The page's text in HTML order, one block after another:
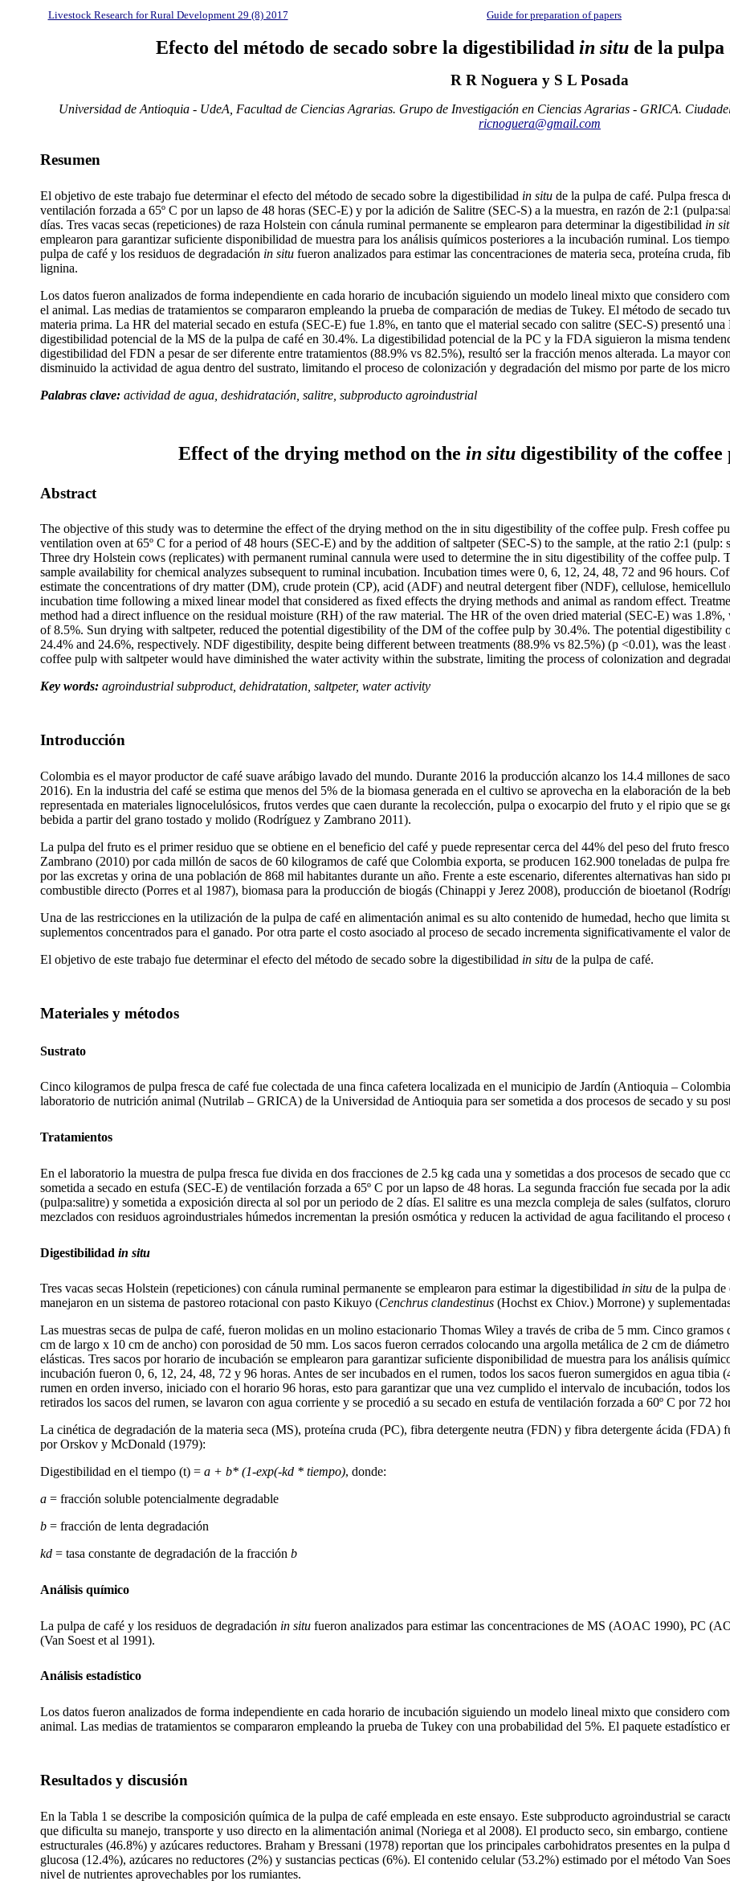
Livestock Research for Rural Development 29 (8) 2017 Guide for preparation of papers
Efecto del método de secado sobre la digestibilidad in situ de la pulpa
R R Noguera y S L Posada
Universidad de Antioquia - UdeA, Facultad de Ciencias Agrarias. Grupo de Investigación en Ciencias Agrarias - GRICA.
ricnoguera@gmail.com
Resumen
El objetivo de este trabajo fue determinar el efecto del método de secado sobre la digestibilidad in situ de la pulpa de café. Pulpa fresca
ventilación forzada a 65º C por un lapso de 48 horas (SEC-E) y por la adición de Salitre (SEC-S) a la muestra, en razón de 2:1
días. Tres vacas secas (repeticiones) de raza Holstein con cánula ruminal permanente se emplearon para determinar la digestibilidad in
emplearon para garantizar suficiente disponibilidad de muestra para los análisis químicos posteriores a la incubación ruminal. Los
pulpa de café y los residuos de degradación in situ fueron analizados para estimar las concentraciones de materia seca, proteína cruda,
lignina.
Los datos fueron analizados de forma independiente en cada horario de incubación siguiendo un modelo lineal mixto que considero
el animal. Las medias de tratamientos se compararon empleando la prueba de comparación de medias de Tukey. El método de secado
materia prima. La HR del material secado en estufa (SEC-E) fue 1.8%, en tanto que el material secado con salitre (SEC-S) presentó
digestibilidad potencial de la MS de la pulpa de café en 30.4%. La digestibilidad potencial de la PC y la FDA siguieron la misma
digestibilidad del FDN a pesar de ser diferente entre tratamientos (88.9% vs 82.5%), resultó ser la fracción menos alterada. La mayor
disminuido la actividad de agua dentro del sustrato, limitando el proceso de colonización y degradación del mismo por parte de los
Palabras clave: actividad de agua, deshidratación, salitre, subproducto agroindustrial
Effect of the drying method on the in situ digestibility of the coffee
Abstract
The objective of this study was to determine the effect of the drying method on the in situ digestibility of the coffee pulp. Fresh coffee
ventilation oven at 65º C for a period of 48 hours (SEC-E) and by the addition of saltpeter (SEC-S) to the sample, at the ratio 2:1 (pulp:
Three dry Holstein cows (replicates) with permanent ruminal cannula were used to determine the in situ digestibility of the coffee pulp.
sample availability for chemical analyzes subsequent to ruminal incubation. Incubation times were 0, 6, 12, 24, 48, 72 and 96 hours.
estimate the concentrations of dry matter (DM), crude protein (CP), acid (ADF) and neutral detergent fiber (NDF), cellulose,
incubation time following a mixed linear model that considered as fixed effects the drying methods and animal as random effect.
method had a direct influence on the residual moisture (RH) of the raw material. The HR of the oven dried material (SEC-E) was
of 8.5%. Sun drying with saltpeter, reduced the potential digestibility of the DM of the coffee pulp by 30.4%. The potential
24.4% and 24.6%, respectively. NDF digestibility, despite being different between treatments (88.9% vs 82.5%) (p <0.01), was the
coffee pulp with saltpeter would have diminished the water activity within the substrate, limiting the process of colonization and
Key words: agroindustrial subproduct, dehidratation, saltpeter, water activity
Introducción
Colombia es el mayor productor de café suave arábigo lavado del mundo. Durante 2016 la producción alcanzo los 14.4 millones de
2016). En la industria del café se estima que menos del 5% de la biomasa generada en el cultivo se aprovecha en la elaboración de la
representada en materiales lignocelulósicos, frutos verdes que caen durante la recolección, pulpa o exocarpio del fruto y el ripio que se
bebida a partir del grano tostado y molido (Rodríguez y Zambrano 2011).
La pulpa del fruto es el primer residuo que se obtiene en el beneficio del café y puede representar cerca del 44% del peso del fruto
Zambrano (2010) por cada millón de sacos de 60 kilogramos de café que Colombia exporta, se producen 162.900 toneladas de pulpa
por las excretas y orina de una población de 868 mil habitantes durante un año. Frente a este escenario, diferentes alternativas han sido
combustible directo (Porres et al 1987), biomasa para la producción de biogás (Chinappi y Jerez 2008), producción de bioetanol
Una de las restricciones en la utilización de la pulpa de café en alimentación animal es su alto contenido de humedad, hecho que limita
suplementos concentrados para el ganado. Por otra parte el costo asociado al proceso de secado incrementa significativamente el valor
El objetivo de este trabajo fue determinar el efecto del método de secado sobre la digestibilidad in situ de la pulpa de café.
Materiales y métodos
Sustrato
Cinco kilogramos de pulpa fresca de café fue colectada de una finca cafetera localizada en el municipio de Jardín (Antioquia –
laboratorio de nutrición animal (Nutrilab – GRICA) de la Universidad de Antioquia para ser sometida a dos procesos de secado y su
Tratamientos
En el laboratorio la muestra de pulpa fresca fue divida en dos fracciones de 2.5 kg cada una y sometidas a dos procesos de secado que
sometida a secado en estufa (SEC-E) de ventilación forzada a 65º C por un lapso de 48 horas. La segunda fracción fue secada por la
(pulpa:salitre) y sometida a exposición directa al sol por un periodo de 2 días. El salitre es una mezcla compleja de sales (sulfatos,
mezclados con residuos agroindustriales húmedos incrementan la presión osmótica y reducen la actividad de agua facilitando el proceso
Digestibilidad in situ
Tres vacas secas Holstein (repeticiones) con cánula ruminal permanente se emplearon para estimar la digestibilidad in situ de la pulpa de
manejaron en un sistema de pastoreo rotacional con pasto Kikuyo (Cenchrus clandestinus (Hochst ex Chiov.) Morrone) y
Las muestras secas de pulpa de café, fueron molidas en un molino estacionario Thomas Wiley a través de criba de 5 mm. Cinco
cm de largo x 10 cm de ancho) con porosidad de 50 mm. Los sacos fueron cerrados colocando una argolla metálica de 2 cm de
elásticas. Tres sacos por horario de incubación se emplearon para garantizar suficiente disponibilidad de muestra para los análisis
incubación fueron 0, 6, 12, 24, 48, 72 y 96 horas. Antes de ser incubados en el rumen, todos los sacos fueron sumergidos en agua tibia
rumen en orden inverso, iniciado con el horario 96 horas, esto para garantizar que una vez cumplido el intervalo de incubación, todos
retirados los sacos del rumen, se lavaron con agua corriente y se procedió a su secado en estufa de ventilación forzada a 60º C por 72
La cinética de degradación de la materia seca (MS), proteína cruda (PC), fibra detergente neutra (FDN) y fibra detergente ácida (FDA)
por Orskov y McDonald (1979):
Digestibilidad en el tiempo (t) = a + b* (1-exp(-kd * tiempo), donde:
a = fracción soluble potencialmente degradable
b = fracción de lenta degradación
kd = tasa constante de degradación de la fracción b
Análisis químico
La pulpa de café y los residuos de degradación in situ fueron analizados para estimar las concentraciones de MS (AOAC 1990), PC
(Van Soest et al 1991).
Análisis estadístico
Los datos fueron analizados de forma independiente en cada horario de incubación siguiendo un modelo lineal mixto que considero
animal. Las medias de tratamientos se compararon empleando la prueba de Tukey con una probabilidad del 5%. El paquete
Resultados y discusión
En la Tabla 1 se describe la composición química de la pulpa de café empleada en este ensayo. Este subproducto agroindustrial se
que dificulta su manejo, transporte y uso directo en la alimentación animal (Noriega et al 2008). El producto seco, sin embargo,
estructurales (46.8%) y azúcares reductores. Braham y Bressani (1978) reportan que los principales carbohidratos presentes en la pulpa
glucosa (12.4%), azúcares no reductores (2%) y sustancias pecticas (6%). El contenido celular (53.2%) estimado por el método Van
nivel de nutrientes aprovechables por los rumiantes.